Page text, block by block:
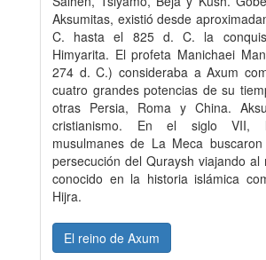
Aksumitas, existió desde
C. hasta el 825 d. C. la
Himyarita. El profeta Manichaei
274 d. C.) consideraba a Axum
cuatro grandes potencias de su
otras Persia, Roma y China.
cristianismo. En el siglo VII,
musulmanes de La Meca
persecución del Quraysh viajando al
conocido en la historia islámica
Hijra.
El reino de Axum